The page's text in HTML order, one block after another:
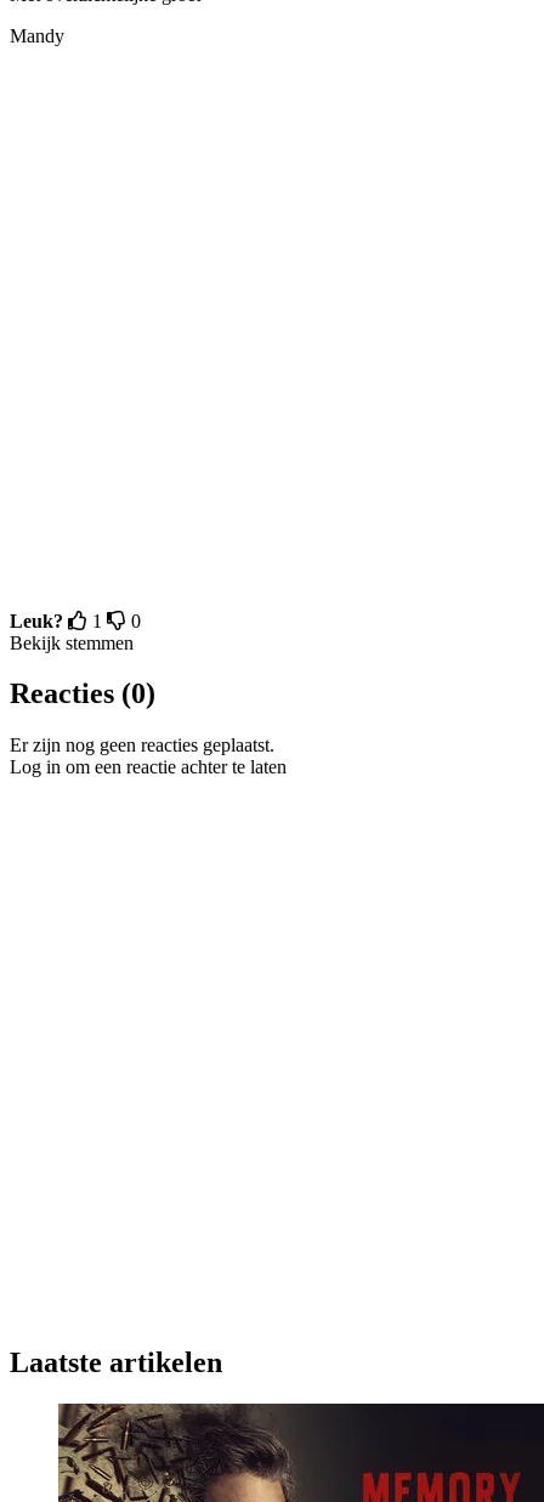
Mandy
Leuk? 1
0
Bekijk stemmen
Reacties (0)
Er zijn nog geen reacties geplaatst.
Log in om een reactie achter te laten
Laatste artikelen